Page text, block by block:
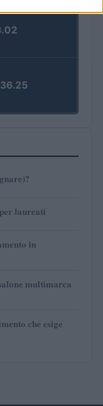
laureati
in
multimarca
che esige